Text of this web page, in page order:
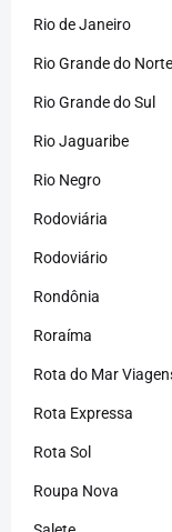
Rio de Janeiro
Rio Grande do Norte
Rio Grande do Sul
Rio Jaguaribe
Rio Negro
Rodoviária
Rodoviário
Rondônia
Roraíma
Rota do Mar
Rota Expressa
Rota Sol
Roupa Nova